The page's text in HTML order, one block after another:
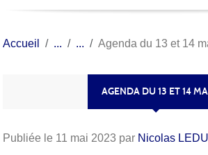
Accueil Agenda du 13 et 14
AGENDA DU 13 ET 14
Publiée le 11 mai 2023 par Nicolas